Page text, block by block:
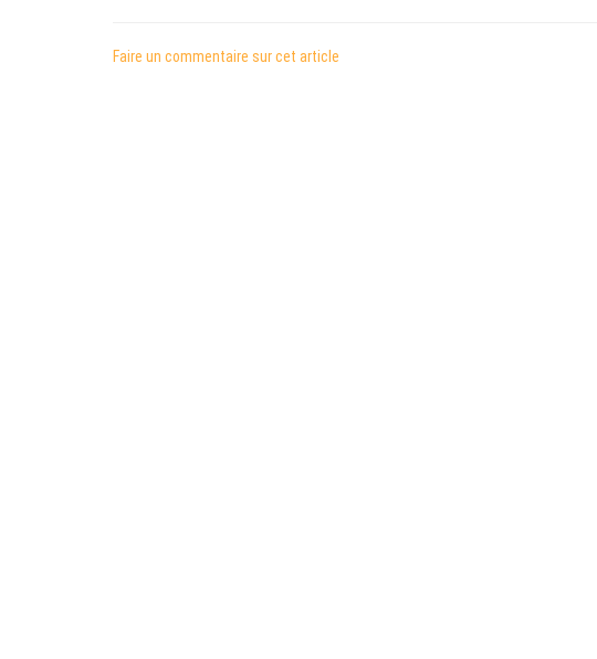
Faire un commentaire sur cet article